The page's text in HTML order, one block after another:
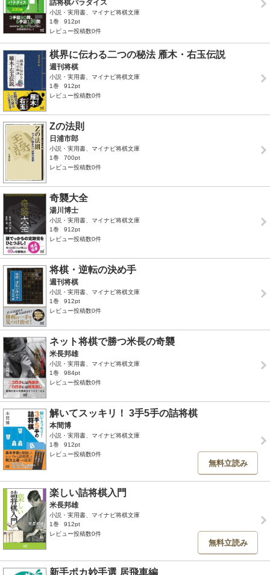
詰将棋パラダイス
小説・実用書、マイナビ将棋文庫
1巻
912pt
レビュー投稿数0件
棋界に伝わる二つの秘法 雁木・右玉伝説
週刊将棋
小説・実用書、マイナビ将棋文庫
1巻
912pt
レビュー投稿数0件
Zの法則
日浦市郎
小説・実用書、マイナビ将棋文庫
1巻
700pt
レビュー投稿数0件
奇襲大全
湯川博士
小説・実用書、マイナビ将棋文庫
1巻
912pt
レビュー投稿数0件
将棋・逆転の決め手
週刊将棋
小説・実用書、マイナビ将棋文庫
1巻
912pt
レビュー投稿数0件
ネット将棋で勝つ米長の奇襲
米長邦雄
小説・実用書、マイナビ将棋文庫
1巻
984pt
レビュー投稿数0件
解いてスッキリ！ 3手5手の詰将棋
本間博
小説・実用書、マイナビ将棋文庫
1巻
912pt
レビュー投稿数0件
無料立読み
楽しい詰将棋入門
米長邦雄
小説・実用書、マイナビ将棋文庫
1巻
912pt
レビュー投稿数0件
無料立読み
新手ポカ妙手選 居飛車編